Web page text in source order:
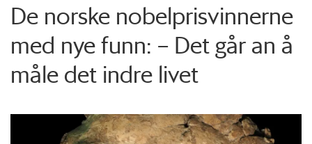
De norske nobelprisvinnerne
med nye funn: – Det går an å
måle det indre livet